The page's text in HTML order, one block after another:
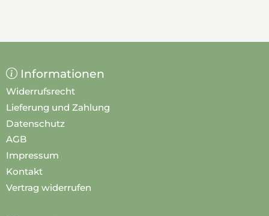
Informationen
Widerrufsrecht
Lieferung und Zahlung
Datenschutz
AGB
Impressum
Kontakt
Vertrag widerrufen